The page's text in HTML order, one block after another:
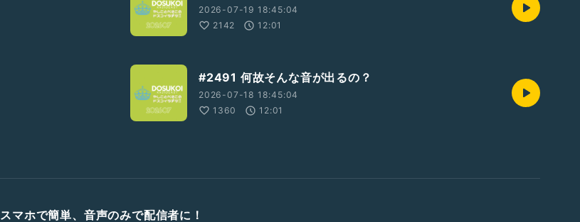
2026-07-19 18:45:04
2142
12:01
#2491 何故そんな音が出るの？
2026-07-18 18:45:04
1360
12:01
スマホで簡単、音声のみで配信者に！